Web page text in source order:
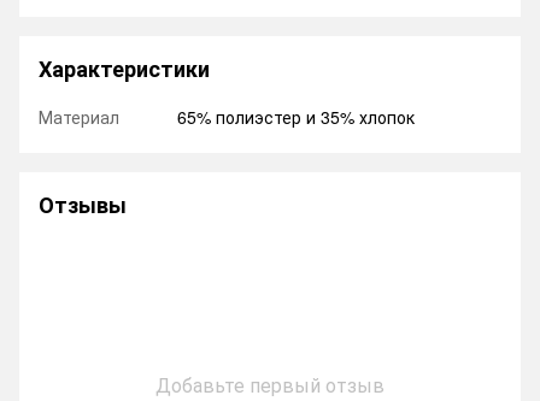
Характеристики
Материал 65% полиэстер и 35% хлопок
Отзывы
Добавьте первый отзыв